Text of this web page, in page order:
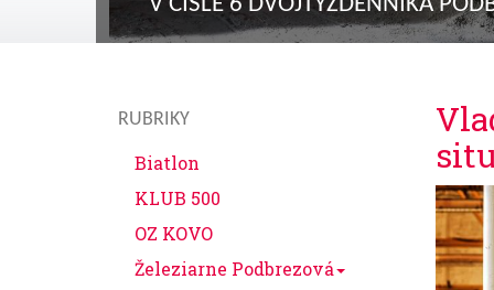
RUBRIKY
Biatlon
KLUB 500
OZ KOVO
Železiarne Podbrezová